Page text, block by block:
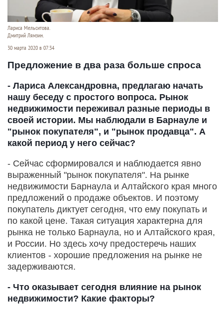
Лариса Мельситова.
Дмитрий Лямзин.
30 марта 2020 в 07:34
Предложение в два раза больше спроса
- Лариса Александровна, предлагаю начать
нашу беседу с простого вопроса. Рынок
недвижимости переживал разные периоды в
своей истории. Мы наблюдали в Барнауле и
"рынок покупателя", и "рынок продавца". А
какой период у него сейчас?
- Сейчас сформировался и наблюдается явно
выраженный "рынок покупателя". На рынке
недвижимости Барнаула и Алтайского края много
предложений о продаже объектов. И поэтому
покупатель диктует сегодня, что ему покупать и
по какой цене. Такая ситуация характерна для
рынка не только Барнаула, но и Алтайского края,
и России. Но здесь хочу предостеречь наших
клиентов - хорошие предложения на рынке не
задерживаются.
- Что оказывает сегодня влияние на рынок
недвижимости? Какие факторы?